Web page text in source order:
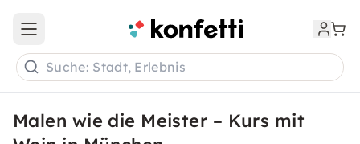
Open main menu
Suche: Stadt, Erlebnis
Malen wie die Meister – Kurs mit